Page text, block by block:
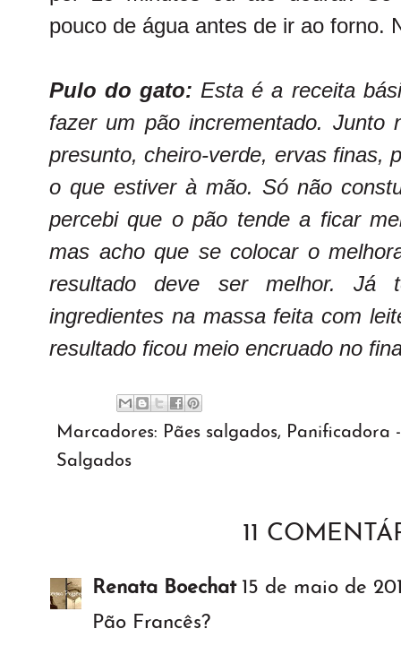
pouco de água antes de ir ao forno.
Pulo do gato: Esta é a receita
fazer um pão incrementado. Junto
presunto, cheiro-verde, ervas finas,
o que estiver à mão. Só não
percebi que o pão tende a ficar
mas acho que se colocar o
resultado deve ser melhor. Já
ingredientes na massa feita com
resultado ficou meio encruado no
Marcadores: Pães salgados, Panificadora
Salgados
11
Renata Boechat 15 de maio de
Pão Francês?